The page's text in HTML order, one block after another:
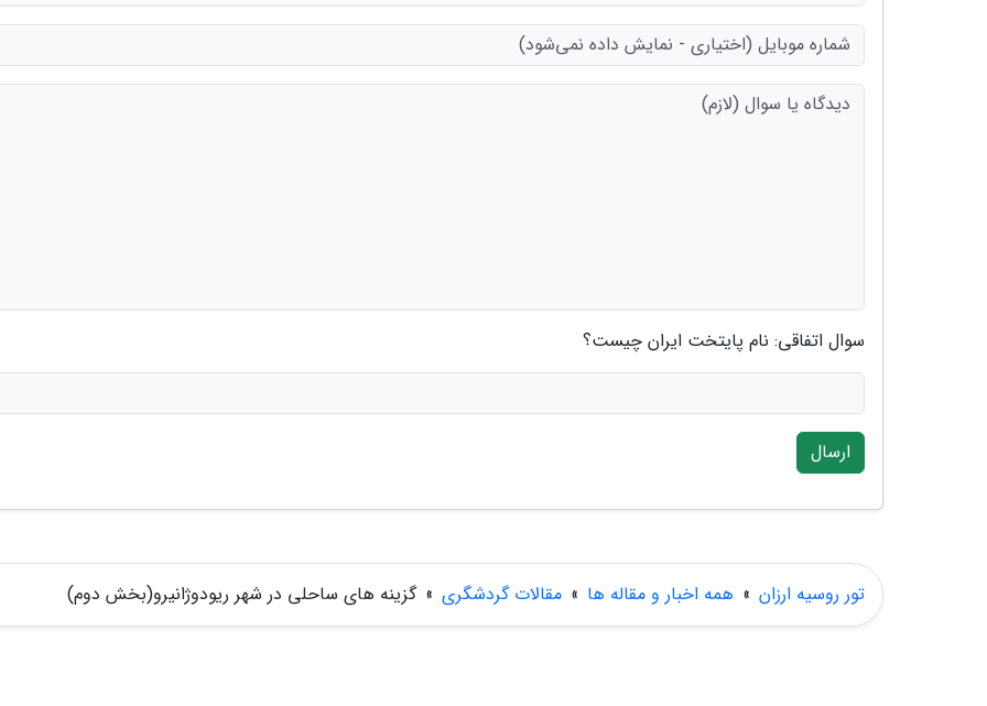
سوال اتفاقی: نام پایتخت ایران چیست؟
ارسال
تور روسیه ارزان » همه اخبار و مقاله ها » مقالات گردشگری » گزینه های ساحلی در شهر ریودوژانیرو(بخش دوم)